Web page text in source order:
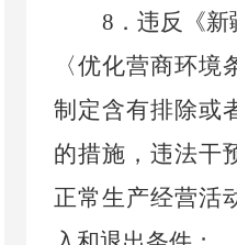
8 ． 违反《新
〈优化营商环境
制定含有排除或
的措施，违法干
正常生产经营活